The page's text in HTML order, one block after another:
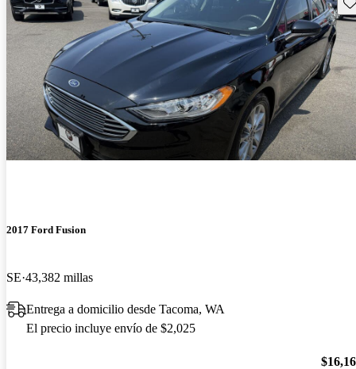
2017 Ford Fusion
SE 43,382 millas
Entrega a domicilio desde Tacoma, WA
El precio incluye envío de $2,025